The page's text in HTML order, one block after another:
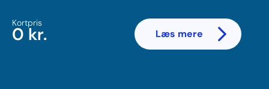
Kortpris
0 kr. Læs mere